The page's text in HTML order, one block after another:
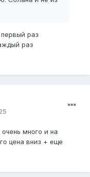
раз
раз
много и на
цена вниз + еще